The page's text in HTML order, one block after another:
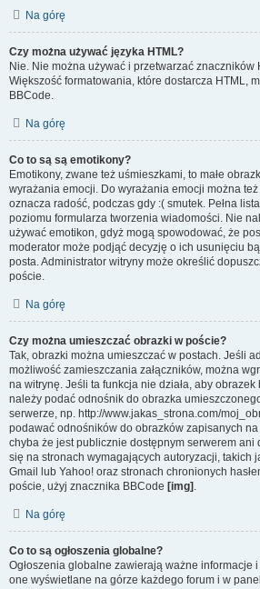
Na górę
Czy można używać języka HTML?
Nie. Nie można używać i przetwarzać znaczników
Większość formatowania, które dostarcza HTML,
BBCode.
Na górę
Co to są są emotikony?
Emotikony, zwane też uśmieszkami, to małe
wyrażania emocji. Do wyrażania emocji można
oznacza radość, podczas gdy :( smutek. Pełna
poziomu formularza tworzenia wiadomości. Nie
używać emotikon, gdyż mogą spowodować, że
moderator może podjąć decyzję o ich usunięciu
posta. Administrator witryny może określić
poście.
Na górę
Czy można umieszczać obrazki w poście?
Tak, obrazki można umieszczać w postach. Jeśli
możliwość zamieszczania załączników, można
na witrynę. Jeśli ta funkcja nie działa, aby obrazek
należy podać odnośnik do obrazka
serwerze, np. http://www.jakas_strona.com/
podawać odnośników do obrazków zapisanych
chyba że jest publicznie dostępnym serwerem ani
się na stronach wymagających autoryzacji, takich
Gmail lub Yahoo! oraz stronach chronionych
poście, użyj znacznika BBCode [img] .
Na górę
Co to są ogłoszenia globalne?
Ogłoszenia globalne zawierają ważne informacje
one wyświetlane na górze każdego forum i w